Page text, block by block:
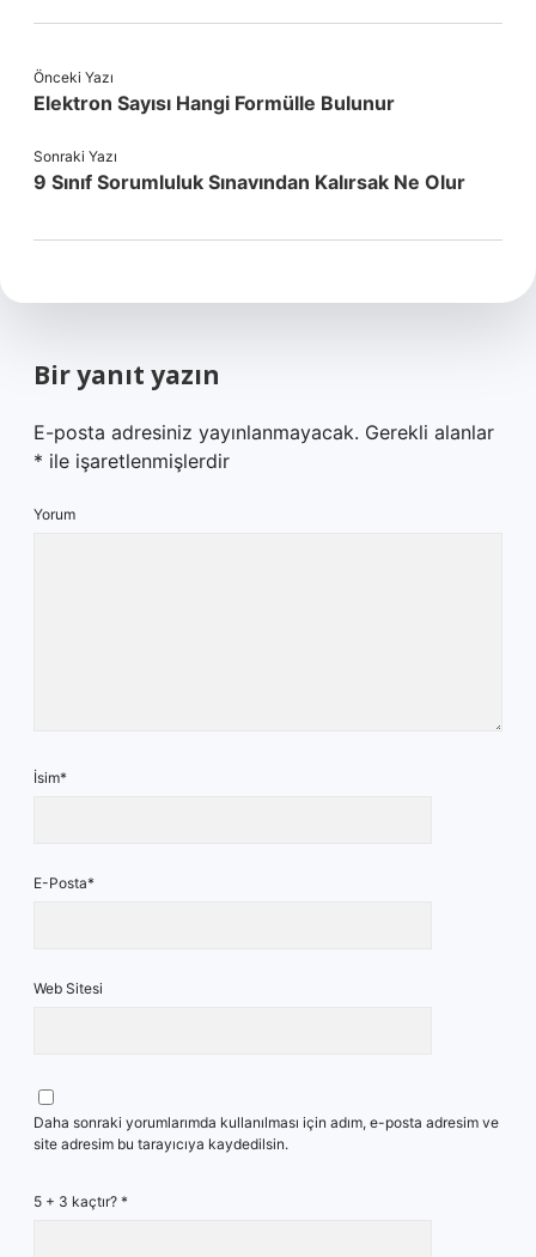
Önceki Yazı
Elektron Sayısı Hangi Formülle Bulunur
Sonraki Yazı
9 Sınıf Sorumluluk Sınavından Kalırsak Ne Olur
Bir yanıt yazın
E-posta adresiniz yayınlanmayacak. Gerekli alanlar
* ile işaretlenmişlerdir
Yorum
İsim*
E-Posta*
Web Sitesi
Daha sonraki yorumlarımda kullanılması için adım, e-posta adresim ve
site adresim bu tarayıcıya kaydedilsin.
5 + 3 kaçtır? *